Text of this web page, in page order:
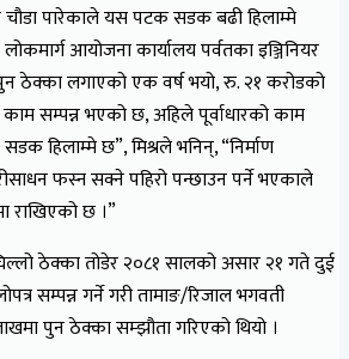
पारेकाले यस पटक सडक बढी हिलाम्मे
आयोजना कार्यालय पर्वतका इञ्जिनियर
ठेक्का लगाएको एक वर्ष भयो, रु. २१ करोडको
सम्पन्न भएको छ, अहिले पूर्वाधारको काम
हिलाम्मे छ”, मिश्रले भनिन्, “निर्माण
फस्न सक्ने पहिरो पन्छाउन पर्ने भएकाले
राखिएको छ ।”
ठेक्का तोडेर २०८१ सालको असार २१ गते दुई
सम्पन्न गर्ने गरी तामाङ/रिजाल भगवती
पुन ठेक्का सम्झौता गरिएको थियो ।